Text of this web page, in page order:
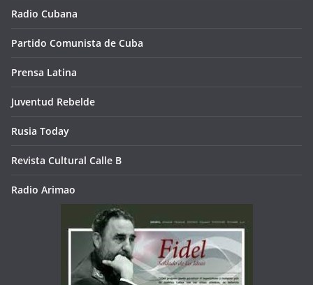
Radio Cubana
Partido Comunista de Cuba
Prensa Latina
Juventud Rebelde
Rusia Today
Revista Cultural Calle B
Radio Arimao